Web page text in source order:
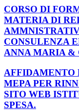
CORSO DI
MATERIA DI
CONSULENZA
ANNA MARIA &
AFFIDAMENTO
MEPA PER
SITO WEB
SPESA.